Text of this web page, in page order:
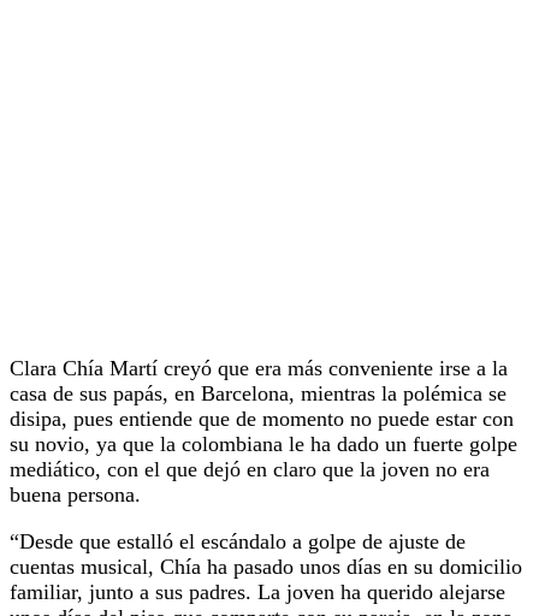
Clara Chía Martí creyó que era más conveniente irse a la
casa de sus papás, en Barcelona, mientras la polémica se
disipa, pues entiende que de momento no puede estar con
su novio, ya que la colombiana le ha dado un fuerte golpe
mediático, con el que dejó en claro que la joven no era
buena persona.
“Desde que estalló el escándalo a golpe de ajuste de
cuentas musical, Chía ha pasado unos días en su domicilio
familiar, junto a sus padres. La joven ha querido alejarse